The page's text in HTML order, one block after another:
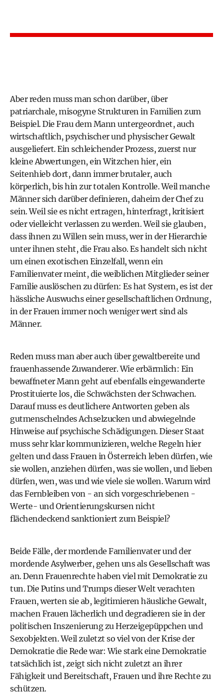
Aber reden muss man schon darüber, über
patriarchale, misogyne Strukturen in Familien zum
Beispiel. Die Frau dem Mann untergeordnet, auch
wirtschaftlich, psychischer und physischer Gewalt
ausgeliefert. Ein schleichender Prozess, zuerst nur
kleine Abwertungen, ein Witzchen hier, ein
Seitenhieb dort, dann immer brutaler, auch
körperlich, bis hin zur totalen Kontrolle. Weil manche
Männer sich darüber definieren, daheim der Chef zu
sein. Weil sie es nicht ertragen, hinterfragt, kritisiert
oder vielleicht verlassen zu werden. Weil sie glauben,
dass ihnen zu Willen sein muss, wer in der Hierarchie
unter ihnen steht, die Frau also. Es handelt sich nicht
um einen exotischen Einzelfall, wenn ein
Familienvater meint, die weiblichen Mitglieder seiner
Familie auslöschen zu dürfen: Es hat System, es ist der
hässliche Auswuchs einer gesellschaftlichen Ordnung,
in der Frauen immer noch weniger wert sind als
Männer.
Reden muss man aber auch über gewaltbereite und
frauenhassende Zuwanderer. Wie erbärmlich: Ein
bewaffneter Mann geht auf ebenfalls eingewanderte
Prostituierte los, die Schwächsten der Schwachen.
Darauf muss es deutlichere Antworten geben als
gutmenschelndes Achselzucken und abwiegelnde
Hinweise auf psychische Schädigungen. Dieser Staat
muss sehr klar kommunizieren, welche Regeln hier
gelten und dass Frauen in Österreich leben dürfen, wie
sie wollen, anziehen dürfen, was sie wollen, und lieben
dürfen, wen, was und wie viele sie wollen. Warum wird
das Fernbleiben von - an sich vorgeschriebenen -
Werte- und Orientierungskursen nicht
flächendeckend sanktioniert zum Beispiel?
Beide Fälle, der mordende Familienvater und der
mordende Asylwerber, gehen uns als Gesellschaft was
an. Denn Frauenrechte haben viel mit Demokratie zu
tun. Die Putins und Trumps dieser Welt verachten
Frauen, werten sie ab, legitimieren häusliche Gewalt,
machen Frauen lächerlich und degradieren sie in der
politischen Inszenierung zu Herzeigepüppchen und
Sexobjekten. Weil zuletzt so viel von der Krise der
Demokratie die Rede war: Wie stark eine Demokratie
tatsächlich ist, zeigt sich nicht zuletzt an ihrer
Fähigkeit und Bereitschaft, Frauen und ihre Rechte zu
schützen.